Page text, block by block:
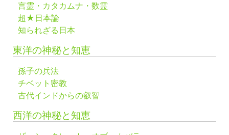
言霊・カタカムナ・数霊
超★日本論
知られざる日本
東洋の神秘と知恵
孫子の兵法
チベット密教
古代インドからの叡智
西洋の神秘と知恵